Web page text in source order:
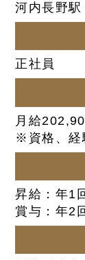
河内長野
正社員
月給
※資格、経
昇給：年1
賞与：年2